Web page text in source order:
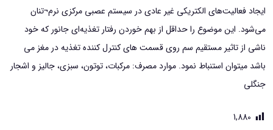
ایجاد فعالیت‌های الکتریکی غیر عادی در سیستم عصبی مرکزی نرم¬تنان
می‌شود. این موضوع را حداقل از بهم خوردن رفتار تغذیه‌ای جانور که خود
ناشی از تاثیر مستقیم سم روی قسمت های کنترل کننده تغذیه در مغز می
باشد میتوان استنباط نمود. موارد مصرف: مرکبات، توتون، سبزی، جالیز و اشجار
جنگلی
1,880